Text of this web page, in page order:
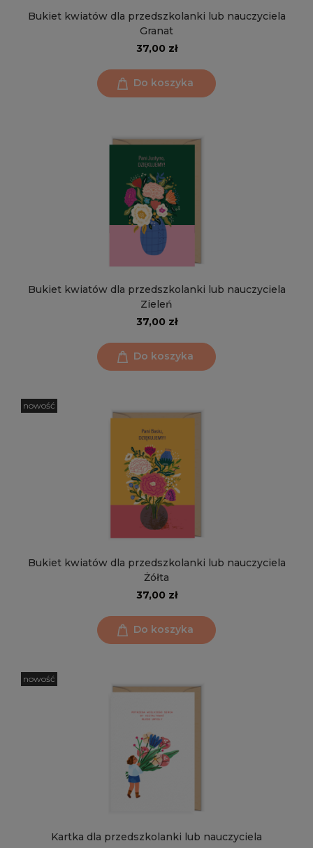
Bukiet kwiatów dla przedszkolanki lub nauczyciela
Granat
37,00 zł
Do koszyka
Bukiet kwiatów dla przedszkolanki lub nauczyciela
Zieleń
37,00 zł
Do koszyka
Bukiet kwiatów dla przedszkolanki lub nauczyciela
Żółta
37,00 zł
Do koszyka
nowość
Kartka dla przedszkolanki lub nauczyciela
nowość